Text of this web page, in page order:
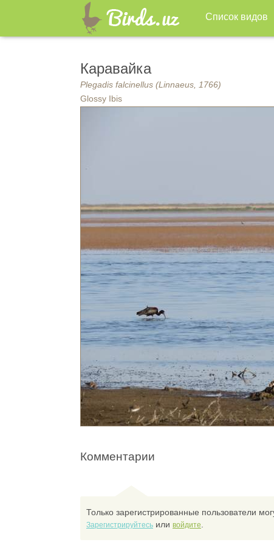
Список видов
Каравайка
Plegadis falcinellus (Linnaeus, 1766)
Glossy Ibis
Комментарии
Только зарегистрированные пользователи
Зарегистрируйтесь или войдите